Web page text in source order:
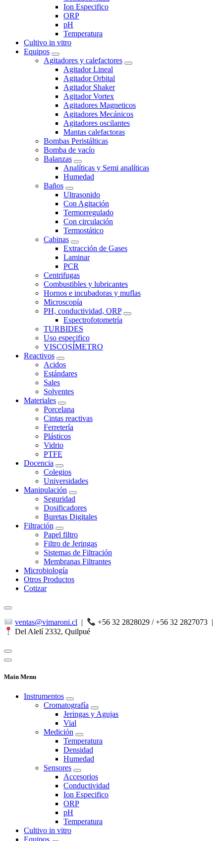
Ion Especifico
ORP
pH
Temperatura
Cultivo in vitro
Equipos
Agitadores y calefactores
Agitador Lineal
Agitador Orbital
Agitador Shaker
Agitador Vortex
Agitadores Magneticos
Agitadores Mecánicos
Agitadores oscilantes
Mantas calefactoras
Bombas Peristálticas
Bomba de vacío
Balanzas
Analíticas y Semi analíticas
Humedad
Baños
Ultrasonido
Con Agitación
Termorregulado
Con circulación
Termostático
Cabinas
Extracción de Gases
Laminar
PCR
Centrifugas
Combustibles y lubricantes
Hornos e incubadoras y muflas
Microscopía
PH, conductividad, ORP
Espectrofotometría
TURBIDES
Uso especifico
VISCOSÍMETRO
Reactivos
Acidos
Estándares
Sales
Solventes
Materiales
Porcelana
Cintas reactivas
Ferretería
Plásticos
Vidrio
PTFE
Docencia
Colegios
Universidades
Manipulación
Seguridad
Dosificadores
Buretas Digitales
Filtración
Papel filtro
Filtro de Jeringas
Sistemas de Filtración
Membranas Filtrantes
Microbiología
Otros Productos
Cotizar
ventas@vimaroni.cl | +56 32 2828029 / +56 32 2827073 |
Del Alelí 2332, Quilpué
Main Menu
Instrumentos
Cromatografía
Jeringas y Agujas
Vial
Medición
Temperatura
Densidad
Humedad
Sensores
Accesorios
Conductividad
Ion Especifico
ORP
pH
Temperatura
Cultivo in vitro
Equipos